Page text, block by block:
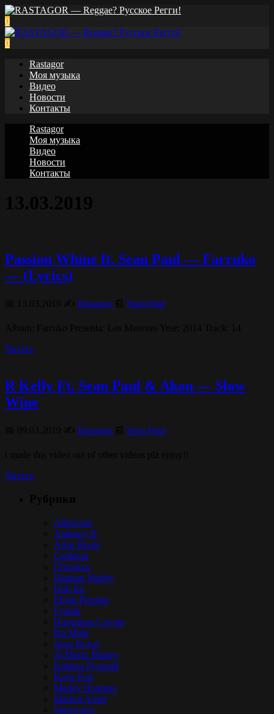
0
0
Rastagor
Моя музыка
Видео
Новости
Контакты
Rastagor
Моя музыка
Видео
Новости
Контакты
Passion Whine ft. Sean Paul — Farruko
— (Lyrics)
Rastagor Sean Paul
Читать
R Kelly Ft. Sean Paul & Akon — Slow
Wine
Rastagor Sean Paul
Читать
Alborosie
Anthony B
Arise Roots
Capleton
Chronixx
Damian Marley
Dub Inc
Elijah Prophet
Fyakin
Hornsman Coyote
Iba Mahr
Jesse Royal
Jo Mersa Marley
Kabaka Pyramid
Kaya Fest
Marley Brothers
Marlon Asher
Matisyahu